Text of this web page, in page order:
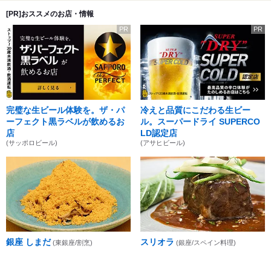
[PR]おススメのお店・情報
PR
完璧な生ビール体験を。ザ・パ
ーフェクト黒ラベルが飲めるお
店
(サッポロビール)
PR
冷えと品質にこだわる生ビー
ル。スーパードライ SUPERCO
LD認定店
(アサヒビール)
銀座 しまだ (東銀座/割烹) スリオラ (銀座/スペイン料理)